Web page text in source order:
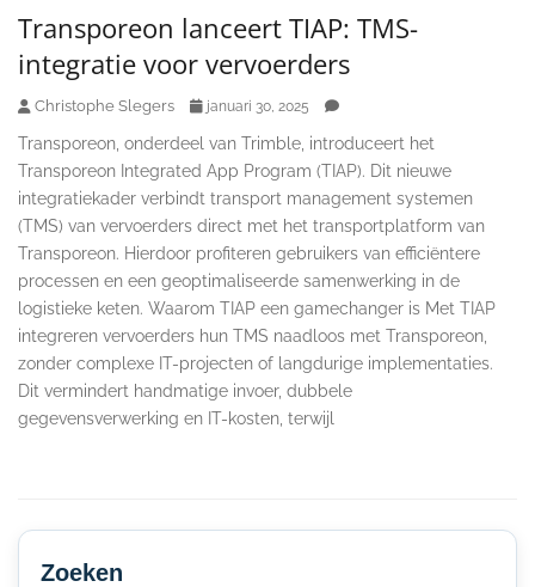
Transporeon lanceert TIAP: TMS-
integratie voor vervoerders
Christophe Slegers januari 30, 2025
Transporeon, onderdeel van Trimble, introduceert het
Transporeon Integrated App Program (TIAP). Dit nieuwe
integratiekader verbindt transport management systemen
(TMS) van vervoerders direct met het transportplatform van
Transporeon. Hierdoor profiteren gebruikers van efficiëntere
processen en een geoptimaliseerde samenwerking in de
logistieke keten. Waarom TIAP een gamechanger is Met TIAP
integreren vervoerders hun TMS naadloos met Transporeon,
zonder complexe IT-projecten of langdurige implementaties.
Dit vermindert handmatige invoer, dubbele
gegevensverwerking en IT-kosten, terwijl
Secondary
Sidebar
Zoeken